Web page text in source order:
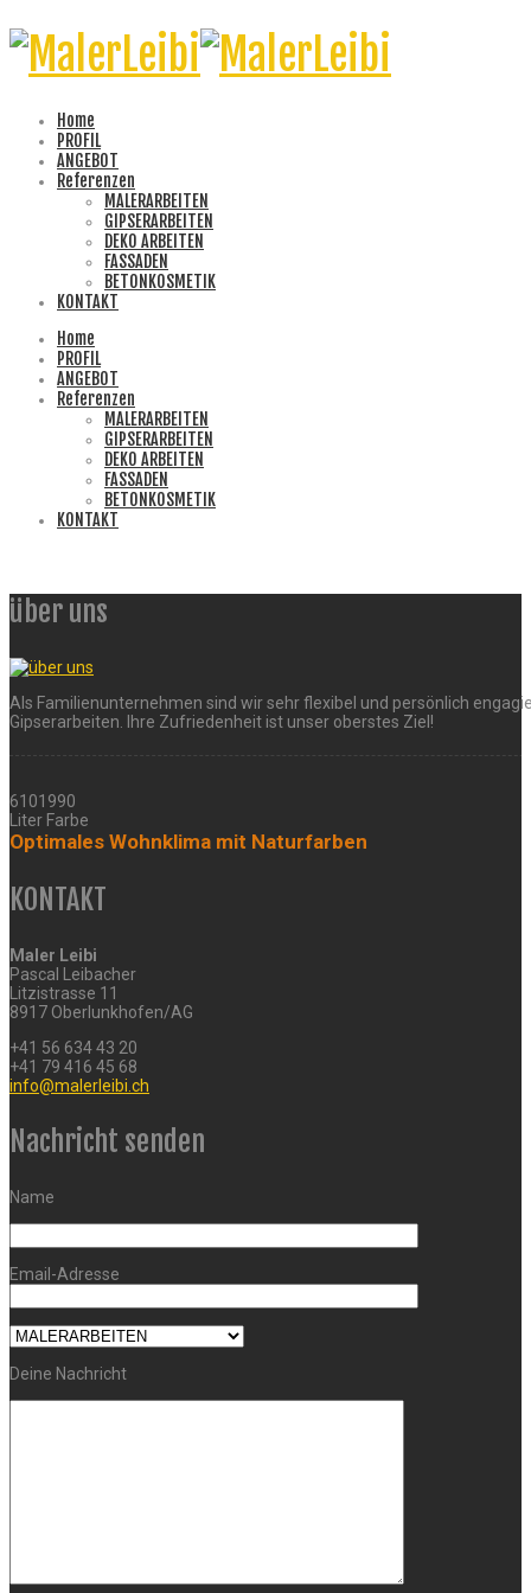
Home
PROFIL
ANGEBOT
Referenzen
MALERARBEITEN
GIPSERARBEITEN
DEKO ARBEITEN
FASSADEN
BETONKOSMETIK
KONTAKT
Home
PROFIL
ANGEBOT
Referenzen
MALERARBEITEN
GIPSERARBEITEN
DEKO ARBEITEN
FASSADEN
BETONKOSMETIK
KONTAKT
über uns
Als Familienunternehmen sind wir sehr flexibel und persönlich
Gipserarbeiten. Ihre Zufriedenheit ist unser oberstes Ziel!
6101990
Liter Farbe
Optimales Wohnklima mit Naturfarben
KONTAKT
Maler Leibi
Pascal Leibacher
Litzistrasse 11
8917 Oberlunkhofen/AG
+41 56 634 43 20
+41 79 416 45 68
info@malerleibi.ch
Nachricht senden
Name
Email-Adresse
Deine Nachricht